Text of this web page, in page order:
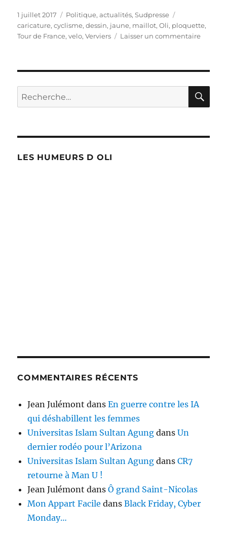
Publié
le
1 juillet 2017 Catégories
Politique, actualités,Sudpresse
caricature,cyclisme,dessin, jaune, maillot,Oli, ploquette,
Tour de France,velo,Verviers Laisser un commentairesur
bien
à
Recherche
pour :
LES HUMEURS D OLI
COMMENTAIRES RÉCENTS
Jean Julémont dansEn guerre contre les IA
qui déshabillent les femmes
Universitas Islam Sultan Agung dansUn
dernier rodéo pour l’Arizona
Universitas Islam Sultan Agung dansCR7
retourne à Man U !
Jean Julémont dansÔ grand Saint-Nicolas
Mon Appart Facile dansBlack Friday, Cyber
Monday…